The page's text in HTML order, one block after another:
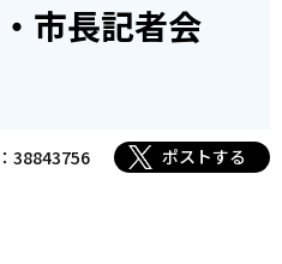
市長記者会
38843756 ポストする